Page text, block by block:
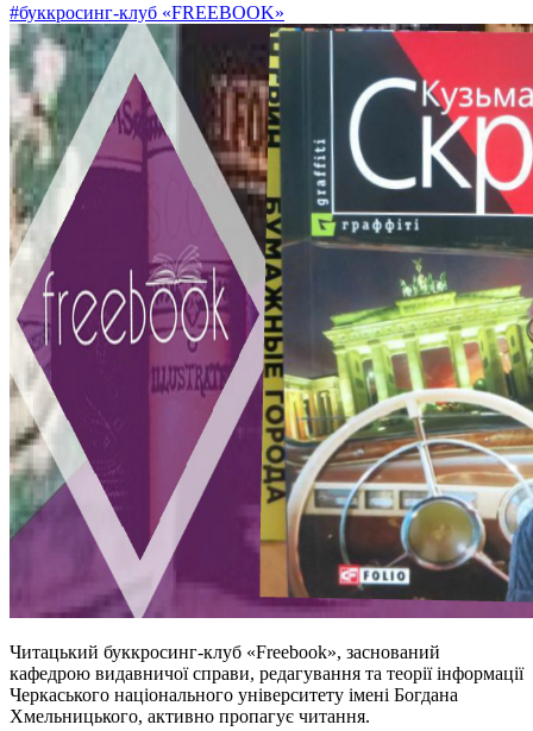
#буккросинг-клуб «FREEBOOK»
Читацький буккросинг-клуб «Freebook», заснований
кафедрою видавничої справи, редагування та теорії інформації
Черкаського національного університету імені Богдана
Хмельницького, активно пропагує читання.